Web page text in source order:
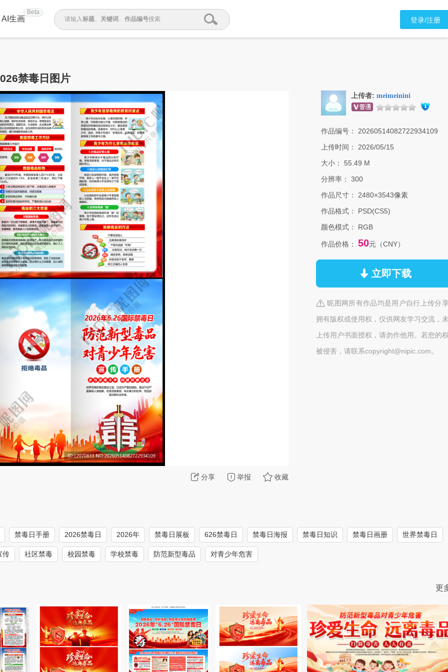
AI生画
Beta
请输入标题、 关键词 、 作品编号搜索 登录/注册
禁毒日图片
分享 举报 收藏
上传者: meimeinini
作品编号：
20260514082722934109
上传时间：
2026/05/15
大小：
55.49 M
分辨率：
300
作品尺寸：
2480×3543像素
作品格式：
PSD(CS5)
颜色模式：
RGB
作品价格： 50元（CNY）
立即下载
昵图网所有作品均是用户自行上传分
拥有版权或使用权，仅供网友学习交流，
上传用户书面授权，请勿作他用。若您的
被侵害，请联系copyright@nipic.com。
禁毒日手册 2026禁毒日 2026年 禁毒日展板 626禁毒日 禁毒日海报 禁毒日知识 禁毒日画册 世界禁毒日
传 社区禁毒 校园禁毒 学校禁毒 防范新型毒品 对青少年危害
更